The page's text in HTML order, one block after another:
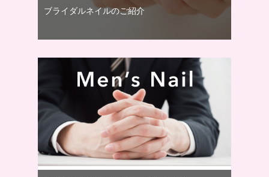
ブライダルネイルのご紹介